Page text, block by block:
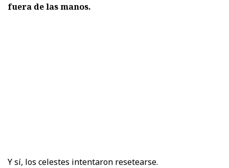
fuera de las manos.
Y sí, los celestes intentaron resetearse.